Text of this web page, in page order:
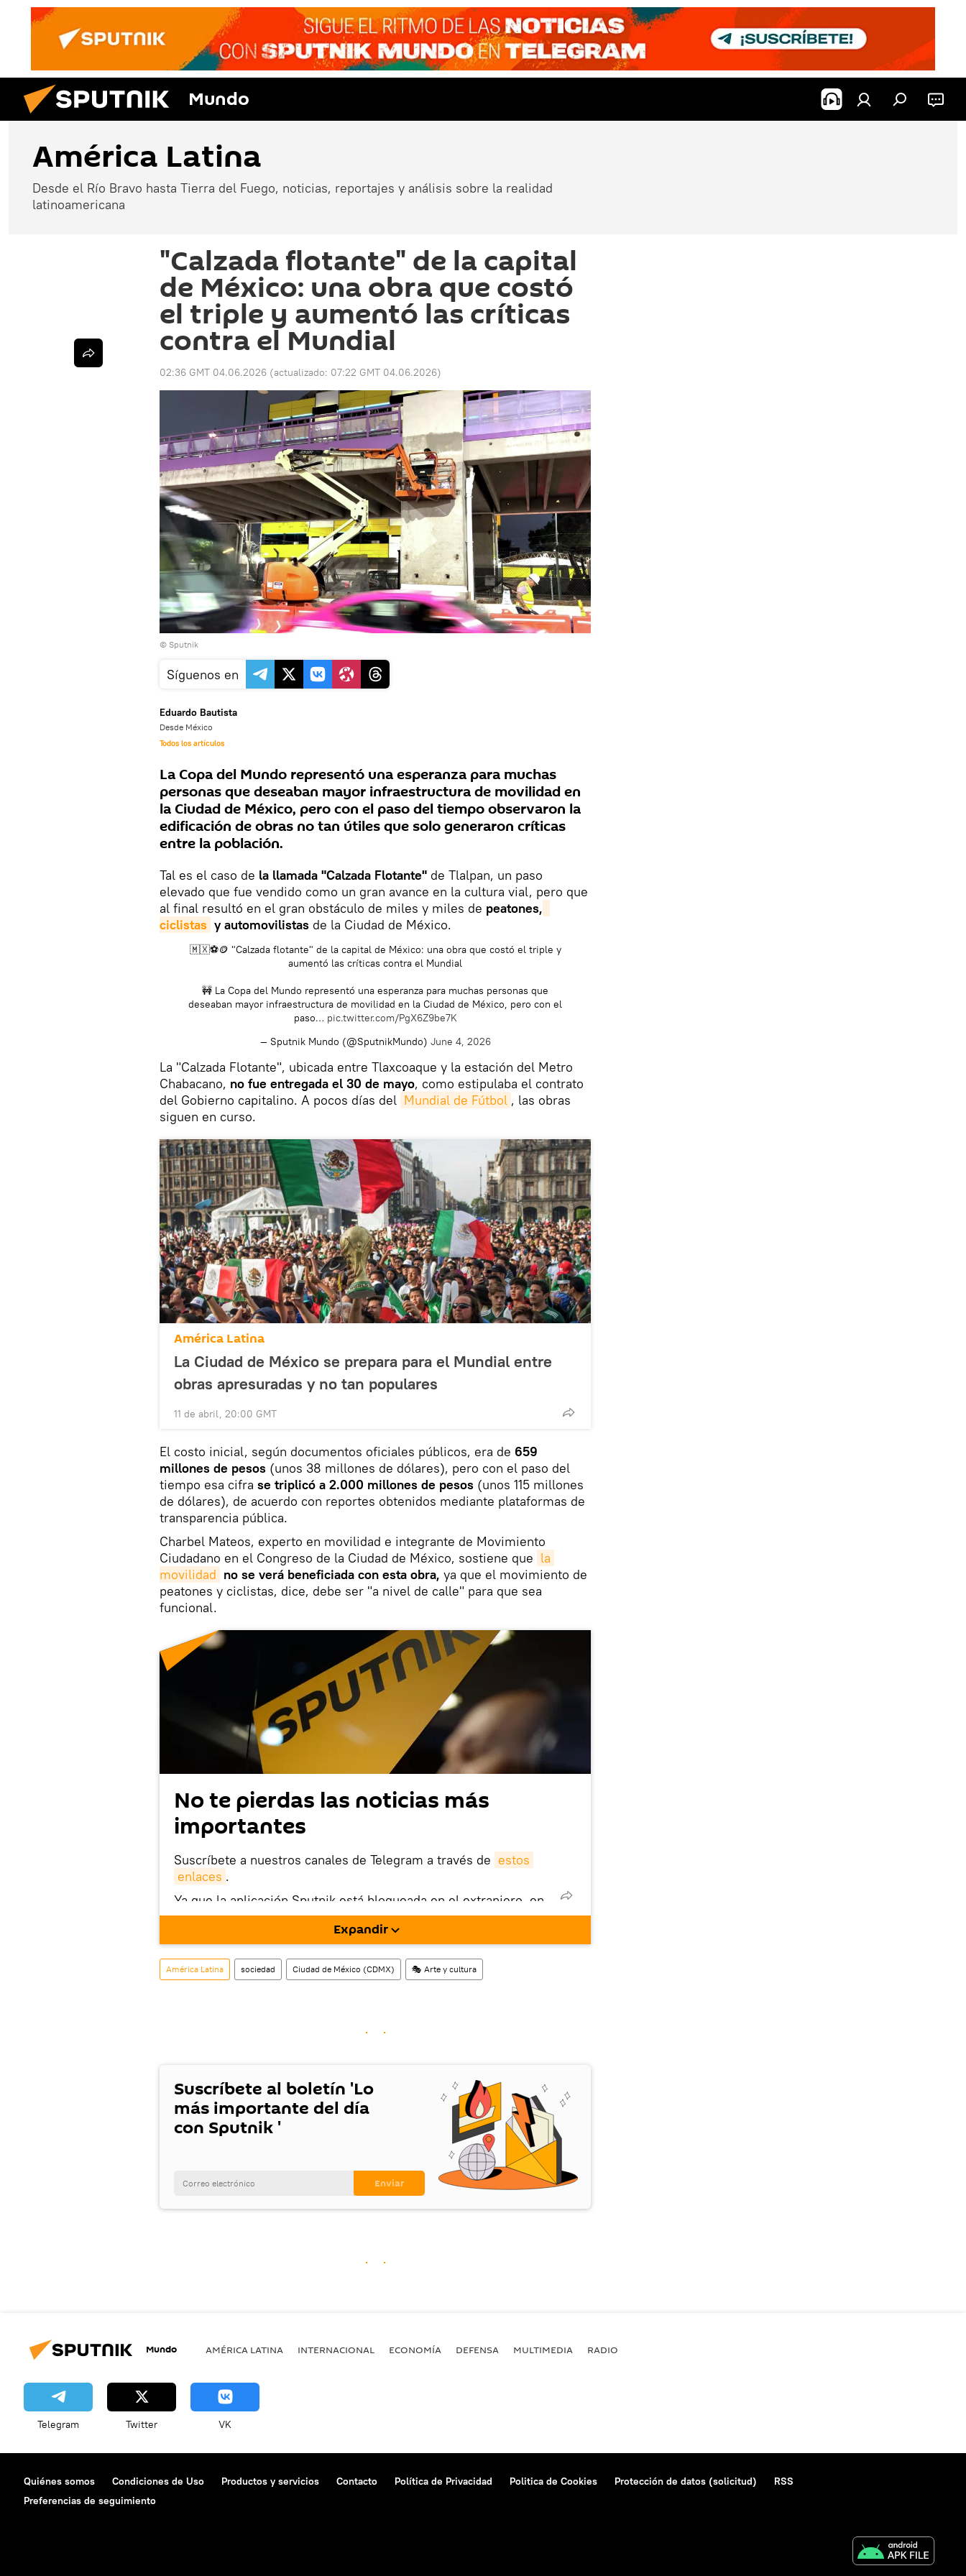
Mundo
América Latina
Desde el Río Bravo hasta Tierra del Fuego, noticias, reportajes y análisis sobre la realidad
latinoamericana
"Calzada flotante" de la capital
de México: una obra que costó
el triple y aumentó las críticas
contra el Mundial
02:36 GMT 04.06.2026 (actualizado: 07:22 GMT 04.06.2026)
© Sputnik
Síguenos en
Eduardo Bautista
Desde México
Todos los artículos
La Copa del Mundo representó una esperanza para muchas
personas que deseaban mayor infraestructura de movilidad en
la Ciudad de México, pero con el paso del tiempo observaron la
edificación de obras no tan útiles que solo generaron críticas
entre la población.
Tal es el caso de la llamada "Calzada Flotante" de Tlalpan, un paso
elevado que fue vendido como un gran avance en la cultura vial, pero que
al final resultó en el gran obstáculo de miles y miles de peatones,
ciclistas y automovilistas de la Ciudad de México.
🇲🇽⚽️🪙 "Calzada flotante" de la capital de México: una obra que costó el triple y
aumentó las críticas contra el Mundial
🚧 La Copa del Mundo representó una esperanza para muchas personas que
deseaban mayor infraestructura de movilidad en la Ciudad de México, pero con el
paso… pic.twitter.com/PgX6Z9be7K
— Sputnik Mundo (@SputnikMundo) June 4, 2026
La "Calzada Flotante", ubicada entre Tlaxcoaque y la estación del Metro
Chabacano, no fue entregada el 30 de mayo, como estipulaba el contrato
del Gobierno capitalino. A pocos días del Mundial de Fútbol , las obras
siguen en curso.
América Latina
La Ciudad de México se prepara para el Mundial entre
obras apresuradas y no tan populares
11 de abril, 20:00 GMT
El costo inicial, según documentos oficiales públicos, era de 659
millones de pesos (unos 38 millones de dólares), pero con el paso del
tiempo esa cifra se triplicó a 2.000 millones de pesos (unos 115 millones
de dólares), de acuerdo con reportes obtenidos mediante plataformas de
transparencia pública.
Charbel Mateos, experto en movilidad e integrante de Movimiento
Ciudadano en el Congreso de la Ciudad de México, sostiene que la
movilidad no se verá beneficiada con esta obra, ya que el movimiento de
peatones y ciclistas, dice, debe ser "a nivel de calle" para que sea
funcional.
No te pierdas las noticias más
importantes
Suscríbete a nuestros canales de Telegram a través de estos
enlaces .
Ya que la aplicación Sputnik está bloqueada en el extranjero, en
este enlace puedes descargarla e instalarla en tu dispositivo
También tenemos una cuenta en la red social rusa VK
Expandir
América Latina sociedad Ciudad de México (CDMX) 🎭 Arte y cultura
Suscríbete al boletín 'Lo
más importante del día
con Sputnik '
Mundo AMÉRICA LATINA INTERNACIONAL ECONOMÍA DEFENSA MULTIMEDIA RADIO
Telegram Twitter VK
Quiénes somos Condiciones de Uso Productos y servicios Contacto Política de Privacidad Politica de Cookies Protección de datos (solicitud)
RSS
Preferencias de seguimiento